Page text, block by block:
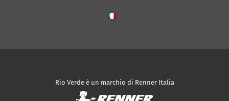
Rio Verde è un marchio di Renner Italia